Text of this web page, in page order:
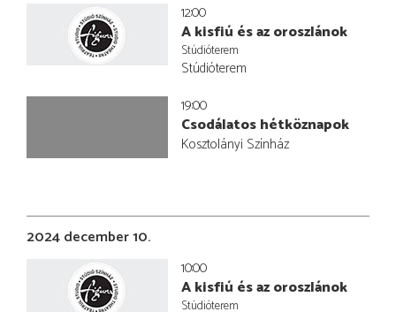
12:00
A kisfiú és az oroszlánok
Stúdióterem
Stúdióterem
19:00
Csodálatos hétköznapok
Kosztolányi Színház
2024 december 10.
10:00
A kisfiú és az oroszlánok
Stúdióterem